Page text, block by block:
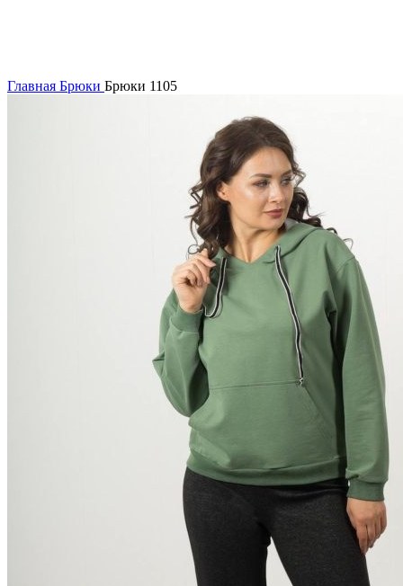
Главная Брюки Брюки 1105